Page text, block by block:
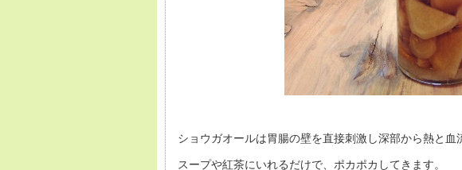
ショウガオールは胃腸の壁を直接刺激し深部から熱と血
スープや紅茶にいれるだけで、ポカポカしてきます。